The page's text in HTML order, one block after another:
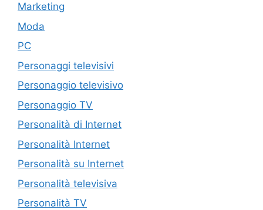
Marketing
Moda
PC
Personaggi televisivi
Personaggio televisivo
Personaggio TV
Personalità di Internet
Personalità Internet
Personalità su Internet
Personalità televisiva
Personalità TV